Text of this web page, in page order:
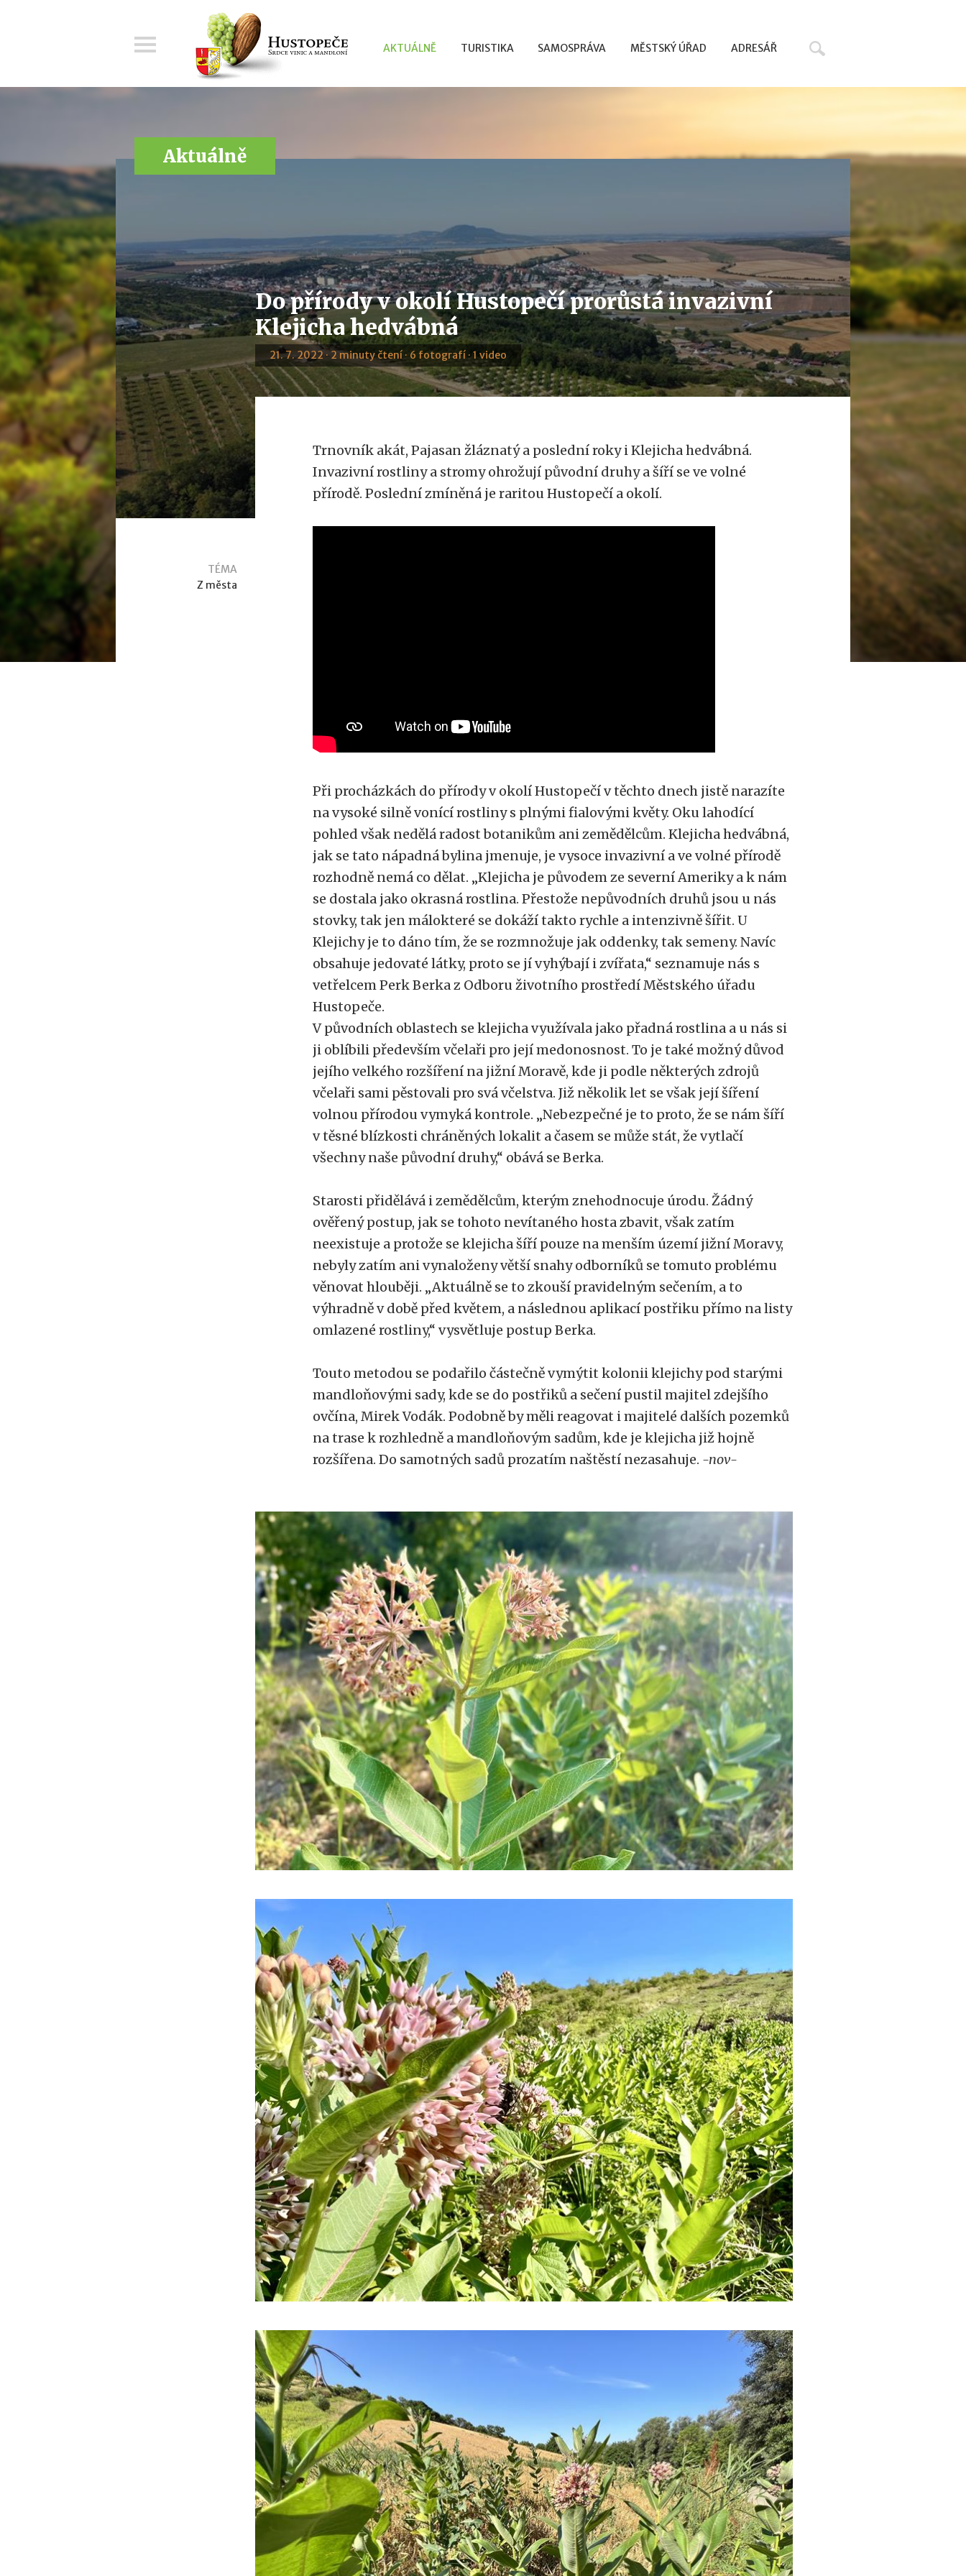
AKTUÁLNĚ TURISTIKA SAMOSPRÁVA MĚSTSKÝ ÚŘAD ADRESÁŘ
Aktuálně
Do přírody v okolí Hustopečí prorůstá invazivní
Klejicha hedvábná
21. 7. 2022 · 2 minuty čtení · 6 fotografí · 1 video
TÉMA
Z města
Trnovník akát, Pajasan žláznatý a poslední roky i Klejicha hedvábná.
Invazivní rostliny a stromy ohrožují původní druhy a šíří se ve volné
přírodě. Poslední zmíněná je raritou Hustopečí a okolí.
Při procházkách do přírody v okolí Hustopečí v těchto dnech jistě narazíte
na vysoké silně vonící rostliny s plnými fialovými květy. Oku lahodící
pohled však nedělá radost botanikům ani zemědělcům. Klejicha hedvábná,
jak se tato nápadná bylina jmenuje, je vysoce invazivní a ve volné přírodě
rozhodně nemá co dělat. „Klejicha je původem ze severní Ameriky a k nám
se dostala jako okrasná rostlina. Přestože nepůvodních druhů jsou u nás
stovky, tak jen málokteré se dokáží takto rychle a intenzivně šířit. U
Klejichy je to dáno tím, že se rozmnožuje jak oddenky, tak semeny. Navíc
obsahuje jedovaté látky, proto se jí vyhýbají i zvířata,“ seznamuje nás s
vetřelcem Perk Berka z Odboru životního prostředí Městského úřadu
Hustopeče.
V původních oblastech se klejicha využívala jako přadná rostlina a u nás si
ji oblíbili především včelaři pro její medonosnost. To je také možný důvod
jejího velkého rozšíření na jižní Moravě, kde ji podle některých zdrojů
včelaři sami pěstovali pro svá včelstva. Již několik let se však její šíření
volnou přírodou vymyká kontrole. „Nebezpečné je to proto, že se nám šíří
v těsné blízkosti chráněných lokalit a časem se může stát, že vytlačí
všechny naše původní druhy,“ obává se Berka.
Starosti přidělává i zemědělcům, kterým znehodnocuje úrodu. Žádný
ověřený postup, jak se tohoto nevítaného hosta zbavit, však zatím
neexistuje a protože se klejicha šíří pouze na menším území jižní Moravy,
nebyly zatím ani vynaloženy větší snahy odborníků se tomuto problému
věnovat hlouběji. „Aktuálně se to zkouší pravidelným sečením, a to
výhradně v době před květem, a následnou aplikací postřiku přímo na listy
omlazené rostliny,“ vysvětluje postup Berka.
Touto metodou se podařilo částečně vymýtit kolonii klejichy pod starými
mandloňovými sady, kde se do postřiků a sečení pustil majitel zdejšího
ovčína, Mirek Vodák. Podobně by měli reagovat i majitelé dalších pozemků
na trase k rozhledně a mandloňovým sadům, kde je klejicha již hojně
rozšířena. Do samotných sadů prozatím naštěstí nezasahuje. -nov-